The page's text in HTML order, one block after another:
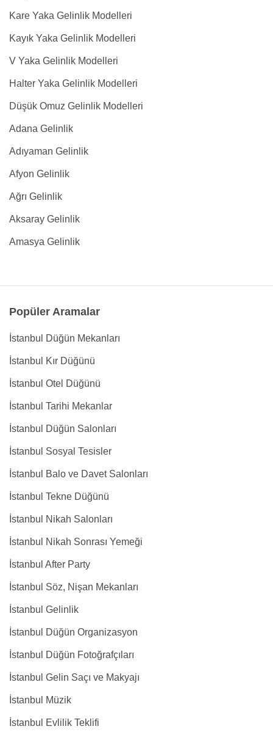
Kare Yaka Gelinlik Modelleri
Kayık Yaka Gelinlik Modelleri
V Yaka Gelinlik Modelleri
Halter Yaka Gelinlik Modelleri
Düşük Omuz Gelinlik Modelleri
Adana Gelinlik
Adıyaman Gelinlik
Afyon Gelinlik
Ağrı Gelinlik
Aksaray Gelinlik
Amasya Gelinlik
Popüler Aramalar
İstanbul Düğün Mekanları
İstanbul Kır Düğünü
İstanbul Otel Düğünü
İstanbul Tarihi Mekanlar
İstanbul Düğün Salonları
İstanbul Sosyal Tesisler
İstanbul Balo ve Davet Salonları
İstanbul Tekne Düğünü
İstanbul Nikah Salonları
İstanbul Nikah Sonrası Yemeği
İstanbul After Party
İstanbul Söz, Nişan Mekanları
İstanbul Gelinlik
İstanbul Düğün Organizasyon
İstanbul Düğün Fotoğrafçıları
İstanbul Gelin Saçı ve Makyajı
İstanbul Müzik
İstanbul Evlilik Teklifi